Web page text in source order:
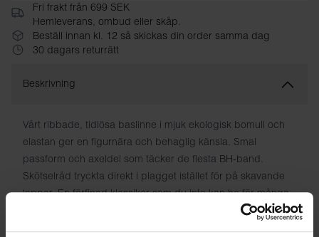
Fri frakt från 699 SEK
Hemleverans, ombud eller skåp.
Beställ innan kl. 12 så skickas din order samma dag
30 dagars returrätt
Beskrivning
Vårt ribbade, tidlösa baslinne i mjuk ekologisk bomull och
elastan ger en figurnära och behaglig känsla. Smal
passform och axeldel som täcker de flesta BH-band.
Skötselråd tryckta direkt i plagget istället för på skavande
lappar. En förfinad klassiker som du inte kan ha för många